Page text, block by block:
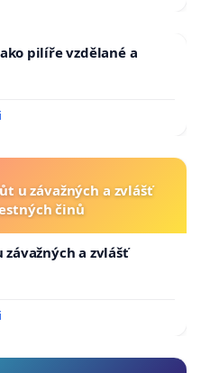
pilíře vzdělané a
u závažných a zvlášť
činů
a zvlášť